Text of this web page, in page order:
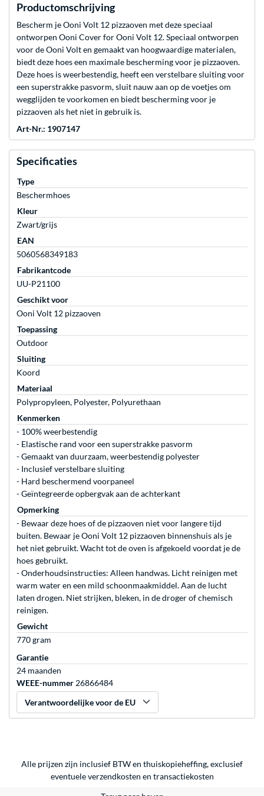
Productomschrijving
Bescherm je Ooni Volt 12 pizzaoven met deze speciaal
ontworpen Ooni Cover for Ooni Volt 12. Speciaal ontworpen
voor de Ooni Volt en gemaakt van hoogwaardige materialen,
biedt deze hoes een maximale bescherming voor je pizzaoven.
Deze hoes is weerbestendig, heeft een verstelbare sluiting voor
een superstrakke pasvorm, sluit nauw aan op de voetjes om
wegglijden te voorkomen en biedt bescherming voor je
pizzaoven als het niet in gebruik is.
Art-Nr.: 1907147
Specificaties
Type
Beschermhoes
Kleur
Zwart/grijs
EAN
5060568349183
Fabrikantcode
UU-P21100
Geschikt voor
Ooni Volt 12 pizzaoven
Toepassing
Outdoor
Sluiting
Koord
Materiaal
Polypropyleen, Polyester, Polyurethaan
Kenmerken
- 100% weerbestendig
- Elastische rand voor een superstrakke pasvorm
- Gemaakt van duurzaam, weerbestendig polyester
- Inclusief verstelbare sluiting
- Hard beschermend voorpaneel
- Geïntegreerde opbergvak aan de achterkant
Opmerking
- Bewaar deze hoes of de pizzaoven niet voor langere tijd
buiten. Bewaar je Ooni Volt 12 pizzaoven binnenshuis als je
het niet gebruikt. Wacht tot de oven is afgekoeld voordat je de
hoes gebruikt.
- Onderhoudsinstructies: Alleen handwas. Licht reinigen met
warm water en een mild schoonmaakmiddel. Aan de lucht
laten drogen. Niet strijken, bleken, in de droger of chemisch
reinigen.
Gewicht
770 gram
Garantie
24 maanden
WEEE-nummer 26866484
Verantwoordelijke voor de EU
Alle prijzen zijn inclusief BTW en thuiskopieheffing, exclusief
eventueleverzendkosten en transactiekosten